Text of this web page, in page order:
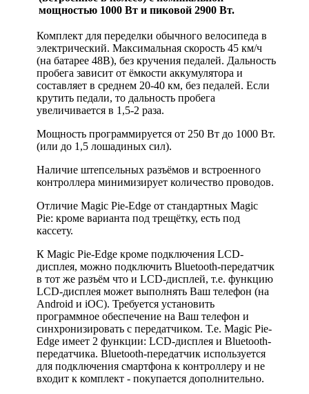
мощностью 1000 Вт и пиковой 2900 Вт.
Комплект для переделки обычного велосипеда в
электрический. Максимальная скорость 45 км/ч
(на батарее 48В), без кручения педалей. Дальность
пробега зависит от ёмкости аккумулятора и
составляет в среднем 20-40 км, без педалей. Если
крутить педали, то дальность пробега
увеличивается в 1,5-2 раза.
Мощность программируется от 250 Вт до 1000 Вт.
(или до 1,5 лошадиных сил).
Наличие штепсельных разъёмов и встроенного
контроллера минимизирует количество проводов.
Отличие Magic Pie-Edge от стандартных Magic
Pie: кроме варианта под трещётку, есть под
кассету.
К Magic Pie-Edge кроме подключения LCD-
дисплея, можно подключить Bluetooth-передатчик
в тот же разъём что и LCD-дисплей, т.е. функцию
LCD-дисплея может выполнять Ваш телефон (на
Android и iOC). Требуется установить
программное обеспечение на Ваш телефон и
синхронизировать с передатчиком. Т.е. Magic Pie-
Edge имеет 2 функции: LCD-дисплея и Bluetooth-
передатчика. Bluetooth-передатчик используется
для подключения смартфона к контроллеру и не
входит к комплект - покупается дополнительно.